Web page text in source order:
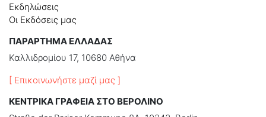
Εκδηλώσεις
Οι Εκδόσεις μας
ΠΑΡΑΡΤΗΜΑ ΕΛΛΑΔΑΣ
Καλλιδρομίου 17, 10680 Αθήνα
[ Επικοινωνήστε μαζί μας ]
ΚΕΝΤΡΙΚΑ ΓΡΑΦΕΙΑ ΣΤΟ ΒΕΡΟΛΙΝΟ